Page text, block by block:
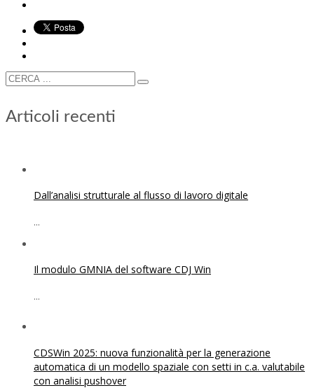
Articoli recenti
Dall’analisi strutturale al flusso di lavoro digitale
...
Il modulo GMNIA del software CDJ Win
...
CDSWin 2025: nuova funzionalità per la generazione
automatica di un modello spaziale con setti in c.a. valutabile
con analisi pushover